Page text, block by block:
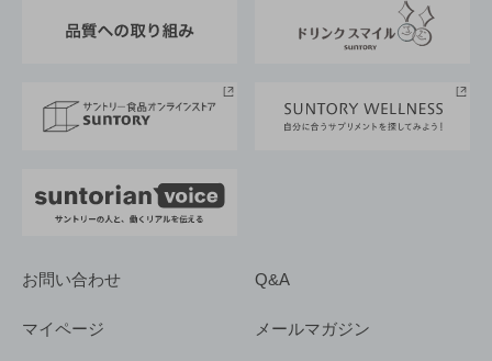
採用情報
お問い合わせ Q&A
マイページ メールマガジン